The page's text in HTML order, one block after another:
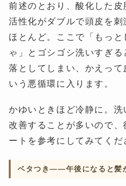
前述のとおり、酸化した
活性化がダブルで頭皮を
ほとんど。ここで「もっと
ゃ」とゴシゴシ洗いすぎ
落としてしまい、かえって
いう悪循環に入ります。
かゆいときほど冷静に。
改善することが多いので
ートを参考にしてみてくだ
ベタつき——午後になると髪